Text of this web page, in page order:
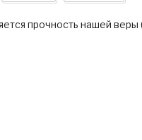
прочность нашей веры